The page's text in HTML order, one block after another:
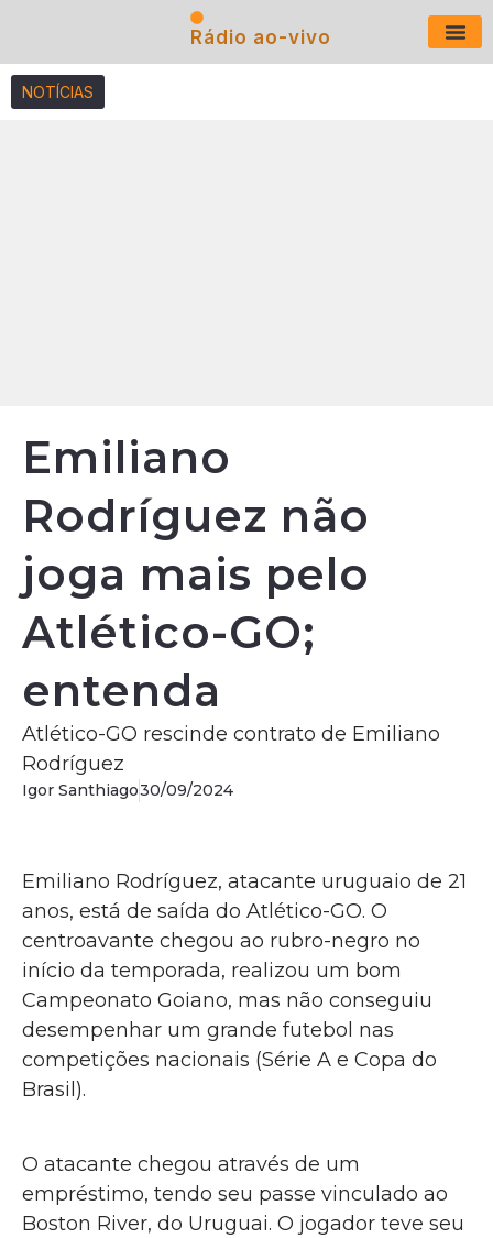
Rádio ao-vivo
NOTÍCIAS
Emiliano
Rodríguez não
joga mais pelo
Atlético-GO;
entenda
Atlético-GO rescinde contrato de Emiliano
Rodríguez
Igor Santhiago30/09/2024
Emiliano Rodríguez, atacante uruguaio de 21
anos, está de saída do Atlético-GO. O
centroavante chegou ao rubro-negro no
início da temporada, realizou um bom
Campeonato Goiano, mas não conseguiu
desempenhar um grande futebol nas
competições nacionais (Série A e Copa do
Brasil).
O atacante chegou através de um
empréstimo, tendo seu passe vinculado ao
Boston River, do Uruguai. O jogador teve seu